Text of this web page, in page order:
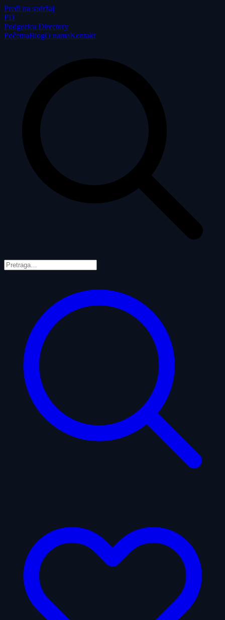
Pređi na sadržaj
PD
Podgorica Directory
PočetnaBlogO namaKontakt